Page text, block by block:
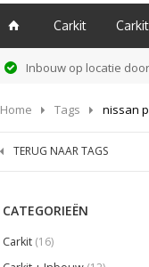
ï Carkit
Inbouw op locatie
Home Tags nissan
TERUG NAAR TAGS
CATEGORIEËN
Carkit (16)